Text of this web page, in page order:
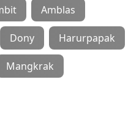
Amblas
Dony Harurpapak
Mangkrak